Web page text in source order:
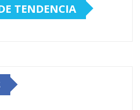
TENDENCIA